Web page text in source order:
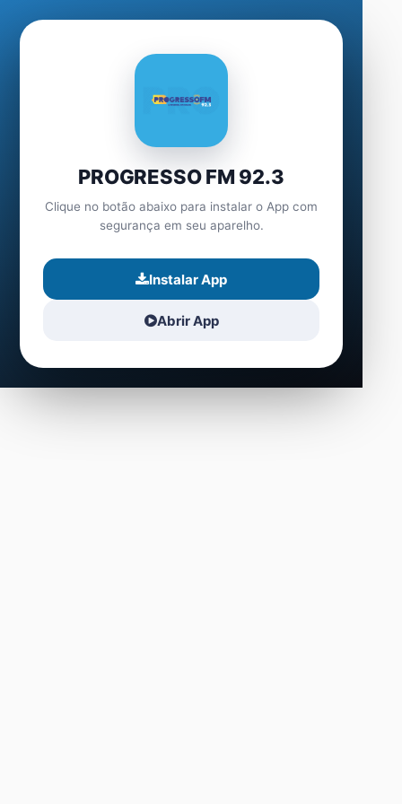
PROGRESSO FM 92.3
Clique no botão abaixo para instalar o App com
segurança em seu aparelho.
Instalar App
Abrir App